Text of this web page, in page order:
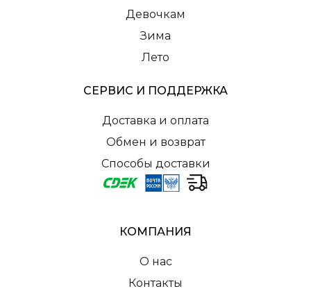
Девочкам
Зима
Лето
СЕРВИС И ПОДДЕРЖКА
Доставка и оплата
Обмен и возврат
Способы доставки
КОМПАНИЯ
О нас
Контакты